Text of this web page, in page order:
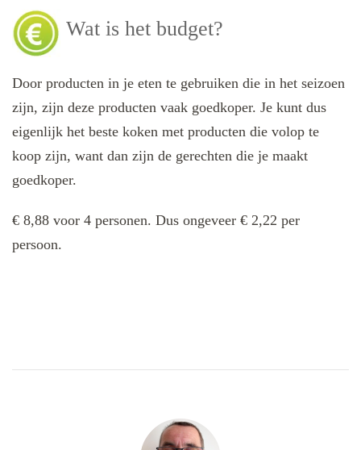
Wat is het budget?
Door producten in je eten te gebruiken die in het seizoen
zijn, zijn deze producten vaak goedkoper. Je kunt dus
eigenlijk het beste koken met producten die volop te
koop zijn, want dan zijn de gerechten die je maakt
goedkoper.
€ 8,88 voor 4 personen. Dus ongeveer € 2,22 per
persoon.